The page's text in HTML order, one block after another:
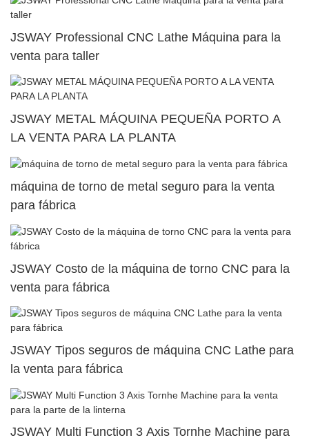
JSWAY Professional CNC Lathe Máquina para la
venta para taller
JSWAY METAL MÁQUINA PEQUEÑA PORTO A
LA VENTA PARA LA PLANTA
máquina de torno de metal seguro para la venta
para fábrica
JSWAY Costo de la máquina de torno CNC para la
venta para fábrica
JSWAY Tipos seguros de máquina CNC Lathe para
la venta para fábrica
JSWAY Multi Function 3 Axis Tornhe Machine para